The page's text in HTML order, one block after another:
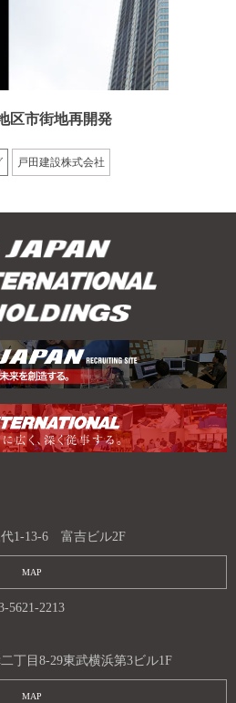
区市街地再開発
戸田建設株式会社
1-13-6 富吉ビル2F
MAP
5621-2213
丁目8-29東武横浜第3ビル1F
MAP